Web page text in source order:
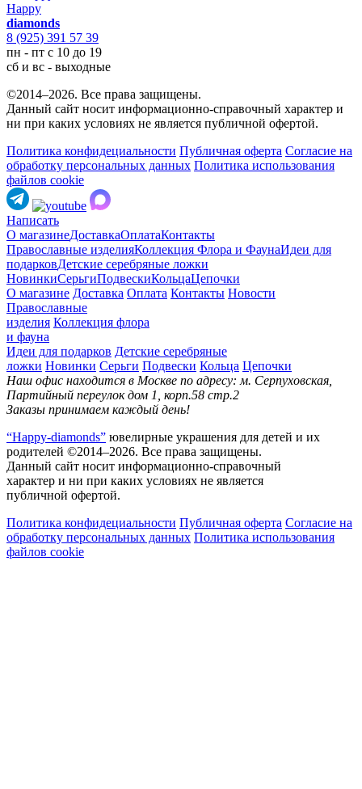
Happy
diamonds
8 (925) 391 57 39
пн - пт с 10 до 19
сб и вс - выходные
©2014–2026. Все права защищены.
Данный сайт носит информационно-справочный характер и
ни при каких условиях не является публичной офертой.
Политика конфидециальности Публичная оферта Согласие на
обработку персональных данных Политика использования
файлов cookie
Написать
О магазинеДоставкаОплатаКонтакты
Православные изделияКоллекция Флора и ФаунаИдеи для
подарковДетские серебряные ложки
НовинкиСерьгиПодвескиКольцаЦепочки
О магазине Доставка Оплата Контакты Новости
Православные
изделия Коллекция флора
и фауна
Идеи для подарков Детские серебряные
ложки Новинки Серьги Подвески Кольца Цепочки
Наш офис находится в Москве по адресу: м. Серпуховская,
Партийный переулок дом 1, корп.58 стр.2
Заказы принимаем каждый день!
“Happy-diamonds” ювелирные украшения для детей и их
родителей ©2014–2026. Все права защищены.
Данный сайт носит информационно-справочный
характер и ни при каких условиях не является
публичной офертой.
Политика конфидециальности Публичная оферта Согласие на
обработку персональных данных Политика использования
файлов cookie